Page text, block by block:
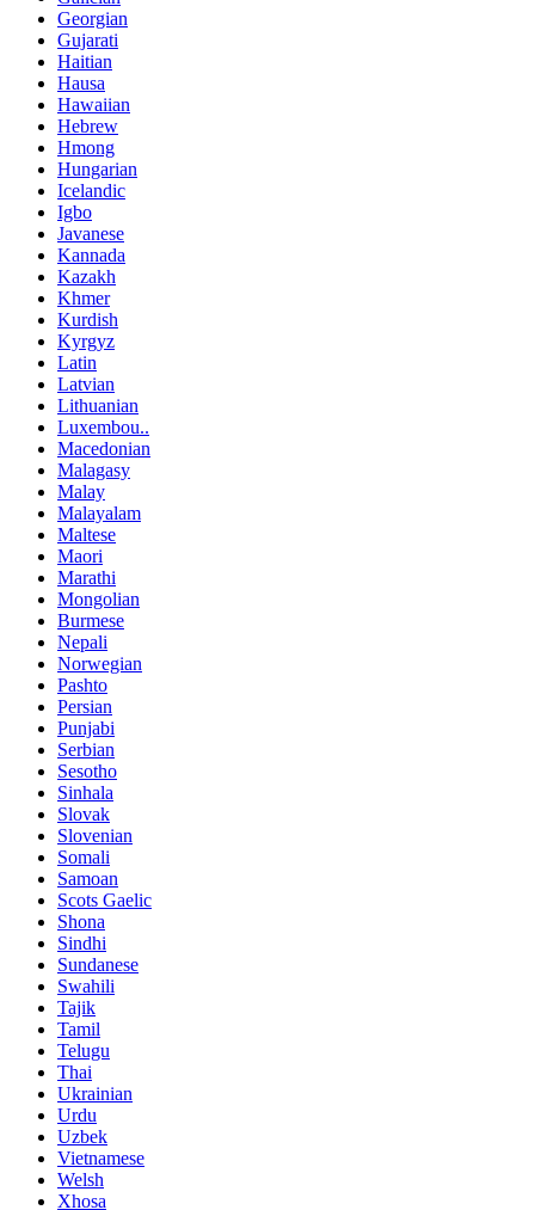
Georgian
Gujarati
Haitian
Hausa
Hawaiian
Hebrew
Hmong
Hungarian
Icelandic
Igbo
Javanese
Kannada
Kazakh
Khmer
Kurdish
Kyrgyz
Latin
Latvian
Lithuanian
Luxembou..
Macedonian
Malagasy
Malay
Malayalam
Maltese
Maori
Marathi
Mongolian
Burmese
Nepali
Norwegian
Pashto
Persian
Punjabi
Serbian
Sesotho
Sinhala
Slovak
Slovenian
Somali
Samoan
Scots Gaelic
Shona
Sindhi
Sundanese
Swahili
Tajik
Tamil
Telugu
Thai
Ukrainian
Urdu
Uzbek
Vietnamese
Welsh
Xhosa